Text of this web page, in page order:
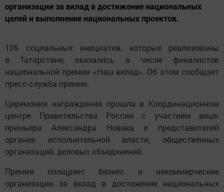
организации за вклад в достижение национальных
целей и выполнение национальных проектов.
105 социальных инициатив, которые реализованы
в Татарстане, оказались в числе финалистов
национальной премии «Наш вклад». Об этом сообщает
пресс-служба премии.
Церемония награждения прошла в Координационном
центре Правительства России с участием вице-
премьера Александра Новака и представителей
органов исполнительной власти, общественных
организаций, деловых объединений.
Премия поощряет бизнес и некоммерческие
организации за вклад в достижение национальных